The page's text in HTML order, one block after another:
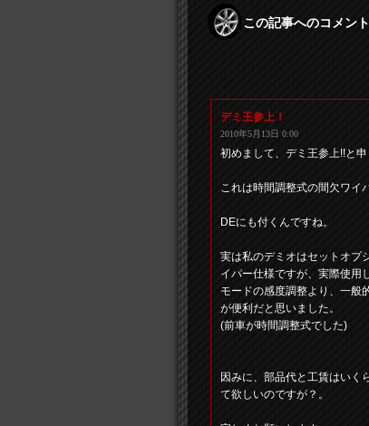
この記事へのコメント
デミ王参上！
2010年5月13日 0:00
初めまして、デミ王参上!!と申
これは時間調整式の間欠ワイ
DEにも付くんですね。
実は私のデミオはセットオプ
イパー仕様ですが、実際使用
モードの感度調整より、一般
が便利だと思いました。
(前車が時間調整式でした)
因みに、部品代と工賃はいく
て欲しいのですが？。